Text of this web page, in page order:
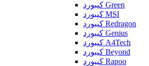
کیبورد Green
کیبورد MSI
کیبورد Redragon
کیبورد Genius
کیبورد A4Tech
کیبورد Beyond
کیبورد Rapoo